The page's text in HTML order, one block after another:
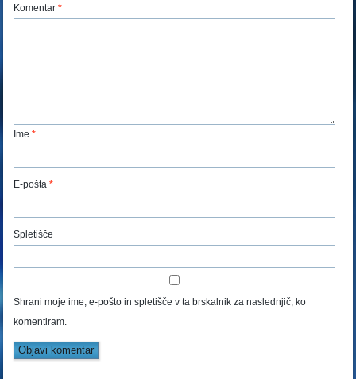
Komentar*
Ime*
E-pošta*
Spletišče
Shrani moje ime, e-pošto in spletišče v ta brskalnik za naslednjič, ko
komentiram.